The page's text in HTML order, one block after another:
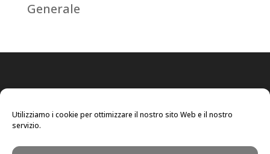
Utilizziamo i cookie per ottimizzare il nostro sito Web e il nostro
servizio.
Generale